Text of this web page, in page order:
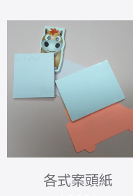
各式案頭紙